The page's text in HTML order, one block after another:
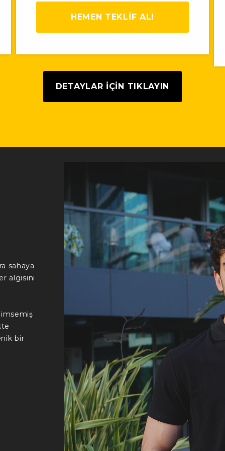
HEMEN TEKLİF AL!
DETAYLAR IÇIN TIKLAYIN
sahaya
algısını
bir